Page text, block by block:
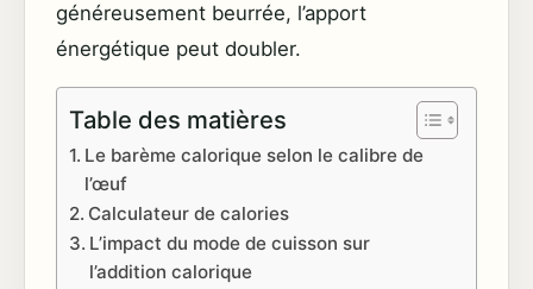
généreusement beurrée, l’apport
énergétique peut doubler.
Table des matières
Le barème calorique selon le calibre de
l’œuf
Calculateur de calories
L’impact du mode de cuisson sur
l’addition calorique